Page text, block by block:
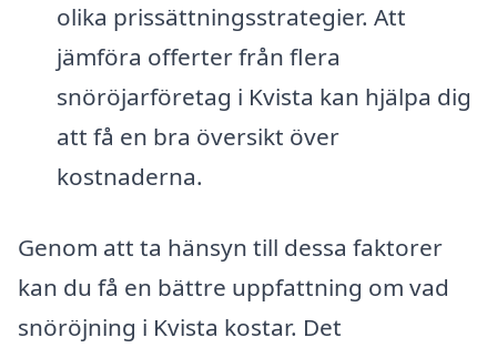
olika prissättningsstrategier. Att
jämföra offerter från flera
snöröjarföretag i Kvista kan hjälpa dig
att få en bra översikt över
kostnaderna.
Genom att ta hänsyn till dessa faktorer
kan du få en bättre uppfattning om vad
snöröjning i Kvista kostar. Det